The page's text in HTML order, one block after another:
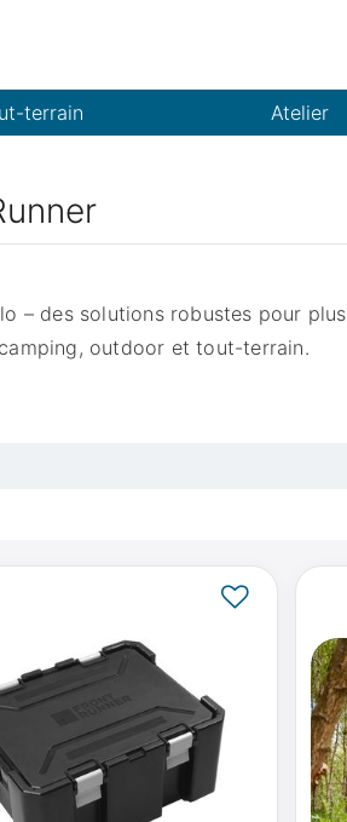
terrain Atelier
– des solutions robustes pour plus
outdoor et tout-terrain.